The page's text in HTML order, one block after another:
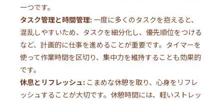
一つです。
タスク管理と時間管理: 一度に多くのタスクを抱えると、
混乱しやすいため、タスクを細分化し、優先順位をつける
など、計画的に仕事を進めることが重要です。タイマーを
使って作業時間を区切り、集中力を維持することも効果的
です。
休息とリフレッシュ: こまめな休憩を取り、心身をリフレ
ッシュすることが大切です。休憩時間には、軽いストレッ